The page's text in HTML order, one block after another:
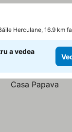
Herculane, 16.9 km
a vedea